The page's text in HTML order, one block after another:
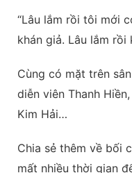
“Lâu lắm rồi tôi mới
khán giả. Lâu lắm
Cùng có mặt trên
diễn viên Thanh
Kim Hải…
Chia sẻ thêm về bối
mất nhiều thời gian